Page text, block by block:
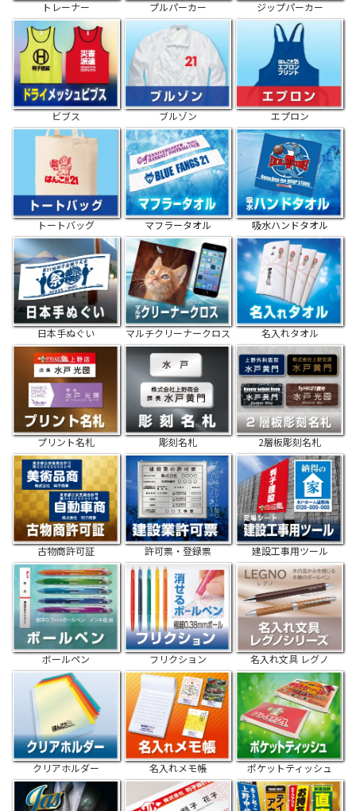
トレーナー プルパーカー ジップパーカー
ビブス ブルゾン エプロン
トートバッグ マフラータオル 吸水ハンドタオル
日本手ぬぐい マルチクリーナークロス 名入れタオル
プリント名札 彫刻名札 2層板彫刻名札
古物商許可証 許可票・登録票 建設工事用ツール
ボールペン フリクション 名入れ文具 レグノ
クリアホルダー 名入れメモ帳 ポケットティッシュ